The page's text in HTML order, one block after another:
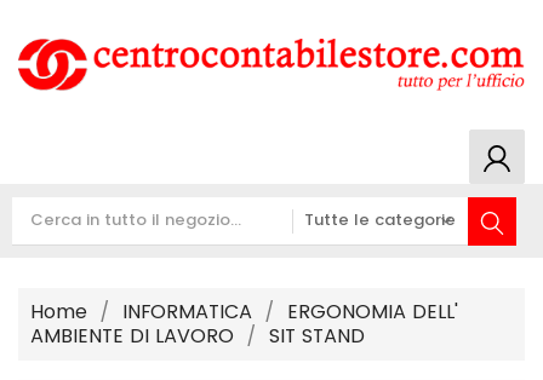
Home INFORMATICA
ERGONOMIA DELL'
AMBIENTE DI LAVORO
SIT STAND